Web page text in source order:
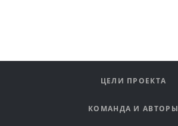
ЦЕЛИ ПРОЕКТА
КОМАНДА И АВТОРЫ